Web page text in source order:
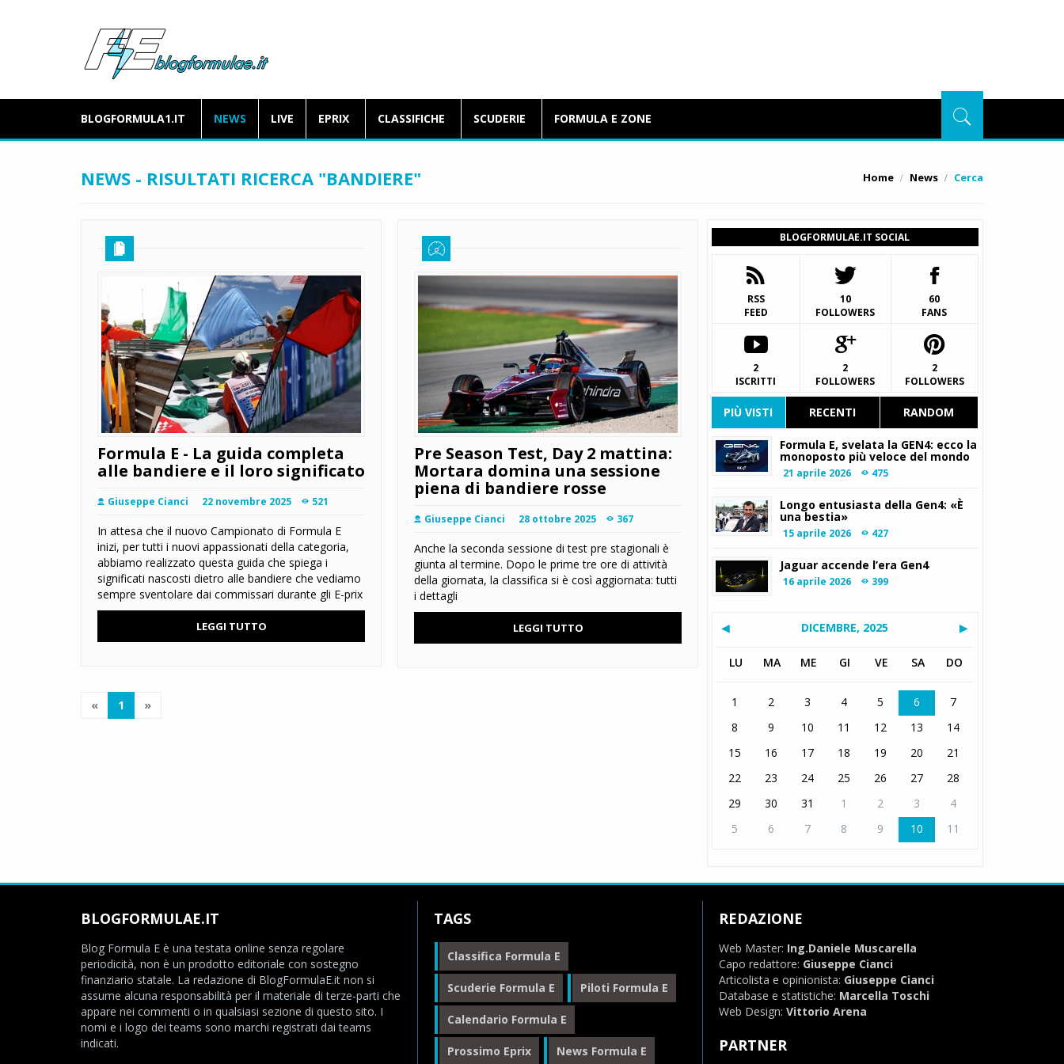
BLOGFORMULA1.IT NEWS LIVE EPRIX CLASSIFICHE SCUDERIE FORMULA E ZONE
NEWS - RISULTATI RICERCA "BANDIERE" Home News Cerca
Formula E - La guida completa
alle bandiere e il loro significato
Giuseppe Cianci 22 novembre 2025 521
In attesa che il nuovo Campionato di Formula E
inizi, per tutti i nuovi appassionati della categoria,
abbiamo realizzato questa guida che spiega i
significati nascosti dietro alle bandiere che vediamo
sempre sventolare dai commissari durante gli E-prix
LEGGI TUTTO
Pre Season Test, Day 2 mattina:
Mortara domina una sessione
piena di bandiere rosse
Giuseppe Cianci 28 ottobre 2025 367
Anche la seconda sessione di test pre stagionali è
giunta al termine. Dopo le prime tre ore di attività
della giornata, la classifica si è così aggiornata: tutti
i dettagli
LEGGI TUTTO
« 1 »
BLOGFORMULAE.IT SOCIAL
RSS
FEED
10
FOLLOWERS
60
FANS
2
ISCRITTI
2
FOLLOWERS
2
FOLLOWERS
PIÙ VISTI RECENTI RANDOM
Formula E, svelata la GEN4: ecco la
monoposto più veloce del mondo
21 aprile 2026 475
Longo entusiasta della Gen4: «È
una bestia»
15 aprile 2026 427
Jaguar accende l’era Gen4
16 aprile 2026 399
◀ DICEMBRE, 2025 ▶
LU MA ME GI VE SA DO
1 2 3 4 5 6
7
8
9 10 11 12 13
14
15
16 17 18 19 20
21
22
23 24 25 26 27
28
29
30 31 1 2 3
4
5
6 7 8 9 10 11
BLOGFORMULAE.IT
Blog Formula E è una testata online senza regolare
periodicità, non è un prodotto editoriale con sostegno
finanziario statale. La redazione di BlogFormulaE.it non si
assume alcuna responsabilità per il materiale di terze-parti che
appare nei commenti o in qualsiasi sezione di questo sito. I
nomi e i logo dei teams sono marchi registrati dai teams
indicati.
TAGS
Classifica Formula E
Scuderie Formula E Piloti Formula E
Calendario Formula E
Prossimo Eprix News Formula E
REDAZIONE
Web Master: Ing.Daniele Muscarella
Capo redattore: Giuseppe Cianci
Articolista e opinionista: Giuseppe Cianci
Database e statistiche: Marcella Toschi
Web Design: Vittorio Arena
PARTNER